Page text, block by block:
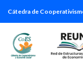
contenido
Cátedra de